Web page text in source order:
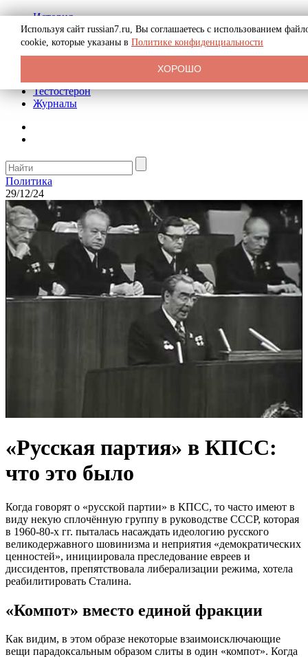
История
Биография
Криминал
Реклама на сайте
Тестостерон
Журналы
Политика
29/12/24
«Русская партия» в КПСС:
что это было
Когда говорят о «русской партии» в КПСС, то часто имеют в
виду некую сплочённую группу в руководстве СССР, которая
в 1960-80-х гг. пыталась насаждать идеологию русского
великодержавного шовинизма и неприятия «демократических
ценностей», инициировала преследование евреев и
диссидентов, препятствовала либерализации режима, хотела
реабилитировать Сталина.
«Компот» вместо единой фракции
Как видим, в этом образе некоторые взаимоисключающие
вещи парадоксальным образом слиты в один «компот». Когда
Используя сайт russian7.ru, Вы соглашаетесь с использованием
cookie, которые указаны в Политике конфиденциальности
ХОРОШО